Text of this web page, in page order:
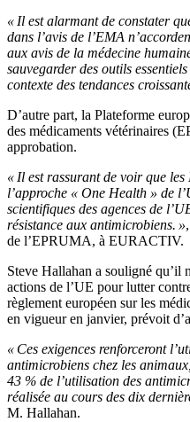
« Il est alarmant de constater
dans l’avis de l’EMA
aux avis de la médecine
sauvegarder des outils
contexte des tendances
D’autre part, la Plateforme
des médicaments vétérinaires
approbation.
« Il est rassurant de voir que les
l’approche « One Health » de
scientifiques des agences de
résistance aux antimicrobiens. »
de l’EPRUMA, à EURACTIV.
Steve Hallahan a souligné qu’il
actions de l’UE pour lutter
règlement européen sur les
en vigueur en janvier, prévoit
« Ces exigences renforceront
antimicrobiens chez les
43 % de l’utilisation des
réalisée au cours des dix
M. Hallahan.